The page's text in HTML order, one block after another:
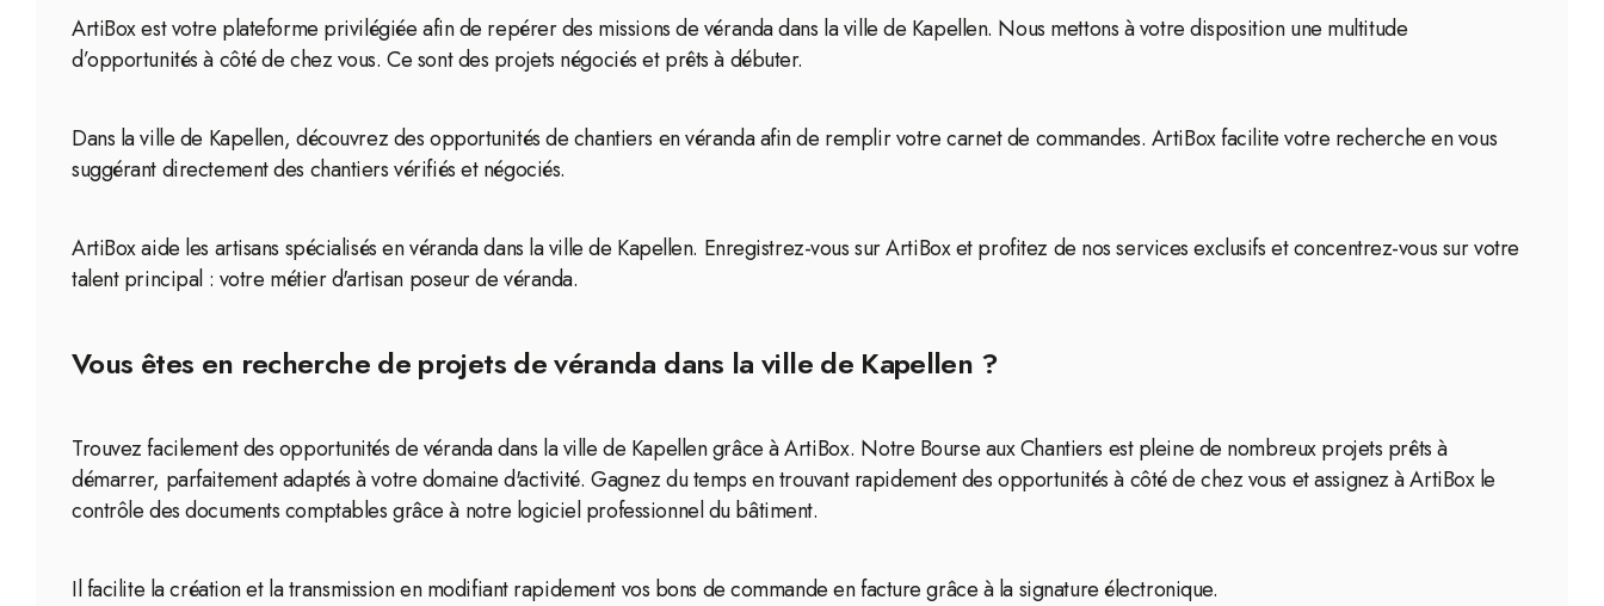
ArtiBox est votre plateforme privilégiée afin de repérer des missions de véranda dans la ville de Kapellen. Nous mettons à votre disposition une multitude
d’opportunités à côté de chez vous. Ce sont des projets négociés et prêts à débuter.
Dans la ville de Kapellen, découvrez des opportunités de chantiers en véranda afin de remplir votre carnet de commandes. ArtiBox facilite votre recherche en vous
suggérant directement des chantiers vérifiés et négociés.
ArtiBox aide les artisans spécialisés en véranda dans la ville de Kapellen. Enregistrez-vous sur ArtiBox et profitez de nos services exclusifs et concentrez-vous sur votre
talent principal : votre métier d'artisan poseur de véranda.
Vous êtes en recherche de projets de véranda dans la ville de Kapellen ?
Trouvez facilement des opportunités de véranda dans la ville de Kapellen grâce à ArtiBox. Notre Bourse aux Chantiers est pleine de nombreux projets prêts à
démarrer, parfaitement adaptés à votre domaine d'activité. Gagnez du temps en trouvant rapidement des opportunités à côté de chez vous et assignez à ArtiBox le
contrôle des documents comptables grâce à notre logiciel professionnel du bâtiment.
Il facilite la création et la transmission en modifiant rapidement vos bons de commande en facture grâce à la signature électronique.